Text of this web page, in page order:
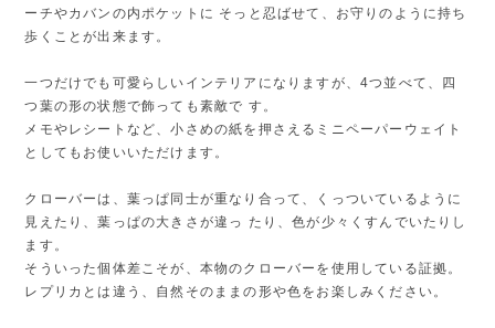
ーチやカバンの内ポケットに そっと忍ばせて、お守りのように持ち
歩くことが出来ます。
一つだけでも可愛らしいインテリアになりますが、4つ並べて、四
つ葉の形の状態で飾っても素敵で す。
メモやレシートなど、小さめの紙を押さえるミニペーパーウェイト
としてもお使いいただけます。
クローバーは、葉っぱ同士が重なり合って、くっついているように
見えたり、葉っぱの大きさが違っ たり、色が少々くすんでいたりし
ます。
そういった個体差こそが、本物のクローバーを使用している証拠。
レプリカとは違う、自然そのままの形や色をお楽しみください。